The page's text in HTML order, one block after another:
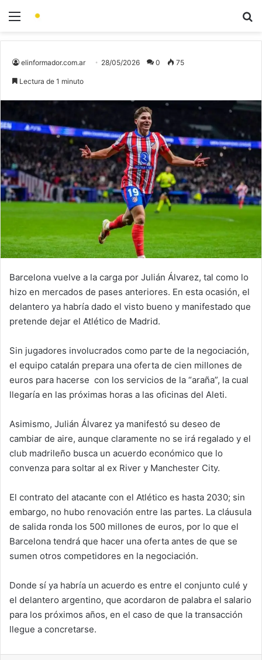
elinformador.com.ar 28/05/2026 0 75
Lectura de 1 minuto
Barcelona vuelve a la carga por Julián Álvarez, tal como lo
hizo en mercados de pases anteriores. En esta ocasión, el
delantero ya habría dado el visto bueno y manifestado que
pretende dejar el Atlético de Madrid.
Sin jugadores involucrados como parte de la negociación,
el equipo catalán prepara una oferta de cien millones de
euros para hacerse con los servicios de la “araña”, la cual
llegaría en las próximas horas a las oficinas del Aleti.
Asimismo, Julián Álvarez ya manifestó su deseo de
cambiar de aire, aunque claramente no se irá regalado y el
club madrileño busca un acuerdo económico que lo
convenza para soltar al ex River y Manchester City.
El contrato del atacante con el Atlético es hasta 2030; sin
embargo, no hubo renovación entre las partes. La cláusula
de salida ronda los 500 millones de euros, por lo que el
Barcelona tendrá que hacer una oferta antes de que se
sumen otros competidores en la negociación.
Donde sí ya habría un acuerdo es entre el conjunto culé y
el delantero argentino, que acordaron de palabra el salario
para los próximos años, en el caso de que la transacción
llegue a concretarse.